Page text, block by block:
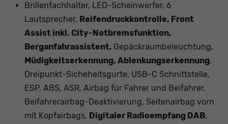
Brillenfachhalter, LED-Scheinwerfer, 6
Lautsprecher, Reifendruckkontrolle, Front
Assist inkl. City-Notbremsfunktion,
Berganfahrassistent, Gepäckraumbeleuchtung,
Müdigkeitserkennung, Ablenkungserkennung,
Dreipunkt-Sicheheitsgurte, USB-C Schnittstelle,
ESP, ABS, ASR, Airbag für Fahrer und Beifahrer,
Beifahrerairbag-Deaktivierung, Seitenairbag vorn
mit Kopfairbags, Digitaler Radioempfang DAB,